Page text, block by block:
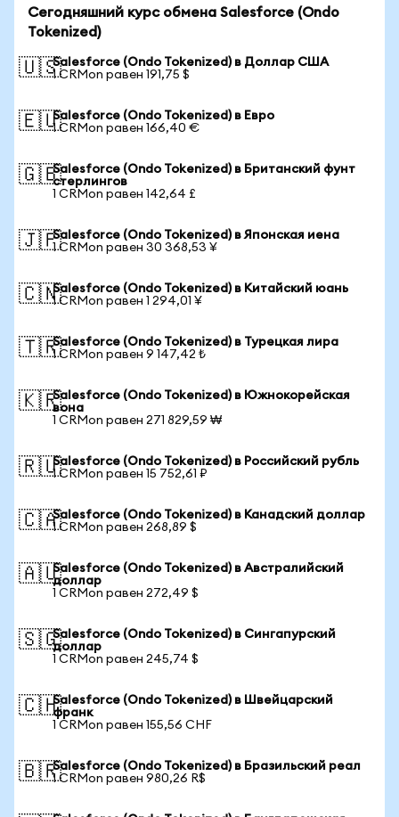
Сегодняшний курс обмена Salesforce (Ondo
Tokenized)
🇺🇸Salesforce (Ondo Tokenized) в Доллар США
1 CRMon равен 191,75 $
🇪🇺Salesforce (Ondo Tokenized) в Евро
1 CRMon равен 166,40 €
🇬🇧Salesforce (Ondo Tokenized) в Британский фунт
стерлингов
1 CRMon равен 142,64 £
🇯🇵Salesforce (Ondo Tokenized) в Японская иена
1 CRMon равен 30 368,53 ¥
🇨🇳Salesforce (Ondo Tokenized) в Китайский юань
1 CRMon равен 1 294,01 ¥
🇹🇷Salesforce (Ondo Tokenized) в Турецкая лира
1 CRMon равен 9 147,42 ₺
🇰🇷Salesforce (Ondo Tokenized) в Южнокорейская
вона
1 CRMon равен 271 829,59 ₩
🇷🇺Salesforce (Ondo Tokenized) в Российский рубль
1 CRMon равен 15 752,61 ₽
🇨🇦Salesforce (Ondo Tokenized) в Канадский доллар
1 CRMon равен 268,89 $
🇦🇺Salesforce (Ondo Tokenized) в Австралийский
доллар
1 CRMon равен 272,49 $
🇸🇬Salesforce (Ondo Tokenized) в Сингапурский
доллар
1 CRMon равен 245,74 $
🇨🇭Salesforce (Ondo Tokenized) в Швейцарский
франк
1 CRMon равен 155,56 CHF
🇧🇷Salesforce (Ondo Tokenized) в Бразильский реал
1 CRMon равен 980,26 R$